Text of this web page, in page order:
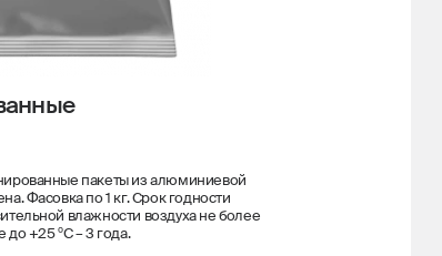
пакеты из алюминиевой
Фасовка по 1 кг. Срок годности
влажности воздуха не более
до +25 ºС – 3 года.